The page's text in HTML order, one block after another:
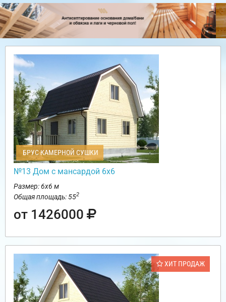
БРУС КАМЕРНОЙ СУШКИ
№13 Дом с мансардой 6х6
Размер: 6х6 м
Общая площадь: 552
от 1426000
ХИТ ПРОДАЖ